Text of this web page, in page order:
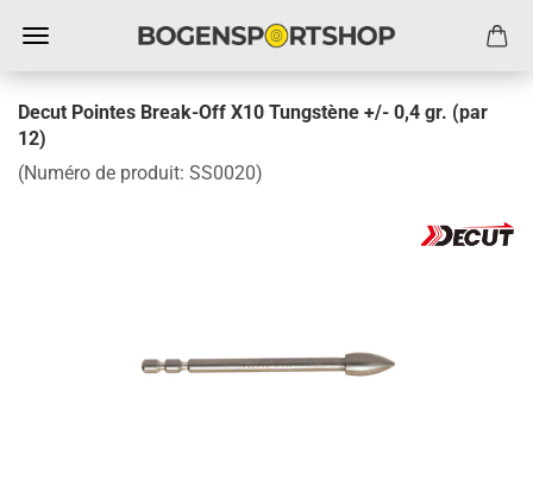
Decut Pointes Break-Off X10 Tungstène +/- 0,4 gr. (par
12)
(Numéro de produit: SS0020)